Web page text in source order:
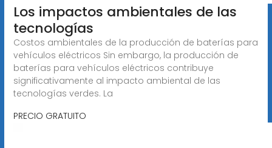
Los impactos ambientales de las
tecnologías
Costos ambientales de la producción de baterías para
vehículos eléctricos Sin embargo, la producción de
baterías para vehículos eléctricos contribuye
significativamente al impacto ambiental de las
tecnologías verdes. La
PRECIO GRATUITO